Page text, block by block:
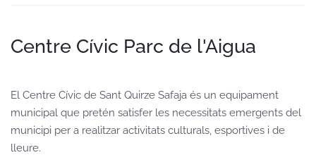
Centre Cívic Parc de l'Aigua
El Centre Cívic de Sant Quirze Safaja és un equipament
municipal que pretén satisfer les necessitats emergents del
municipi per a realitzar activitats culturals, esportives i de
lleure.